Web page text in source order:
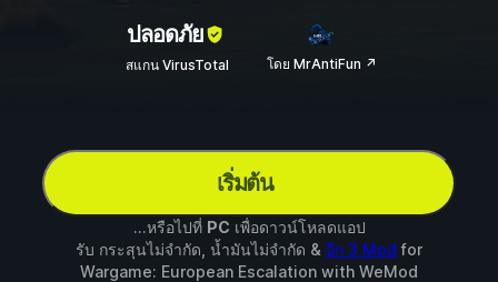
ปลอดภัย
สแกน VirusTotal โดย MrAntiFun ↗
เริ่มต้น
...หรือไปที่ PC เพื่อดาวน์โหลดแอป
รับ กระสุนไม่จำกัด, น้ำมันไม่จำกัด & อีก 3 Mod for
Wargame: European Escalation with WeMod